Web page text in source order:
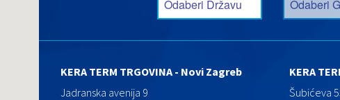
KERA TERM TRGOVINA - Novi Zagreb
Jadranska avenija 9
KERA
Šubićeva